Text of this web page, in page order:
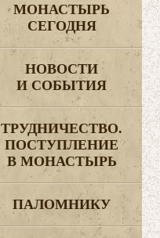
МОНАСТЫРЬ
СЕГОДНЯ
НОВОСТИ
И СОБЫТИЯ
ТРУДНИЧЕСТВО.
ПОСТУПЛЕНИЕ
В МОНАСТЫРЬ
ПАЛОМНИКУ